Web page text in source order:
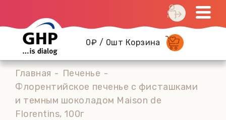
0₽ / 0шт Корзина
Главная
Печенье
Флорентийское печенье с фисташками
и темным шоколадом Maison de
Florentins, 100г